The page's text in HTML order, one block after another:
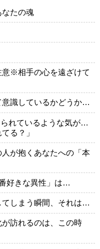
たの魂
※相手の心を遠ざけて
意識しているかどうか…
れているような気が…
る？」
が抱くあなたへの「本
好きな異性」は…
てしまう瞬間、それは…
訪れるのは、この時